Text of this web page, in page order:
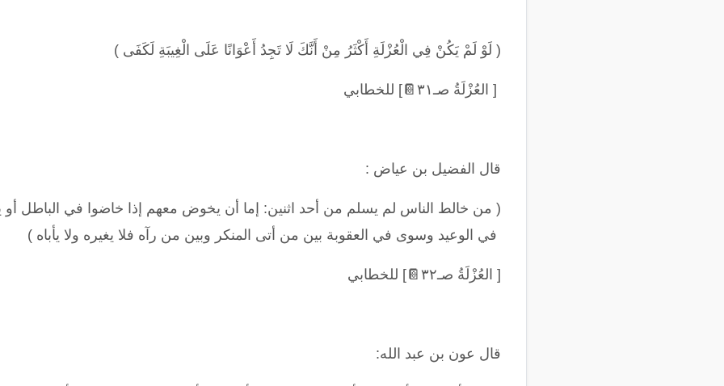
( لَوْ لَمْ يَكُنْ فِي الْعُزْلَةِ أَكْثَرُ مِنْ أَنَّكَ لَا تَجِدُ أَعْوَانًا عَلَى الْغِيبَةِ لَكَفَى )
[ العُزْلَةُ صـ٣١ 📔] للخطابي
قال الفضيل بن عياض :
( من خالط الناس لم يسلم من أحد اثنين: إما أن يخوض معهم إذا خاضوا في الباطل
في الوعيد وسوى في العقوبة بين من أتى المنكر وبين من رآه فلا يغيره ولا يأباه )
[ العُزْلَةُ صـ٣٢ 📔] للخطابي
قال عون بن عبد الله: